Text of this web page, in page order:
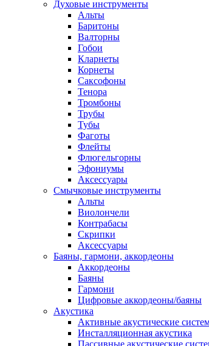
Духовые инструменты
Альты
Баритоны
Валторны
Гобои
Кларнеты
Корнеты
Саксофоны
Тенора
Тромбоны
Трубы
Тубы
Фаготы
Флейты
Флюгельгорны
Эфониумы
Аксессуары
Смычковые инструменты
Альты
Виолончели
Контрабасы
Скрипки
Аксессуары
Баяны, гармони, аккордеоны
Аккордеоны
Баяны
Гармони
Цифровые аккордеоны/баяны
Акустика
Активные акустические
Инсталляционная акустика